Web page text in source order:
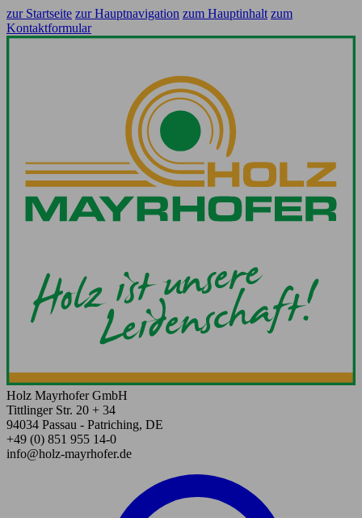
zur Startseite zur Hauptnavigation zum Hauptinhalt zum
Kontaktformular
Holz Mayrhofer GmbH
Tittlinger Str. 20 + 34
94034 Passau - Patriching, DE
+49 (0) 851 955 14-0
info@holz-mayrhofer.de